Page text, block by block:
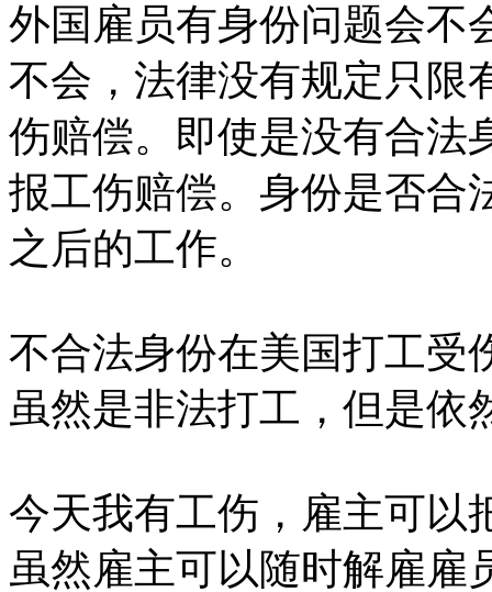
外国雇员有身份问题会不
不会，法律没有规定只限
伤赔偿。即使是没有合法
报工伤赔偿。身份是否合
之后的工作。
不合法身份在美国打工受
虽然是非法打工，但是
今天我有工伤，雇主可以
虽然雇主可以随时解雇雇